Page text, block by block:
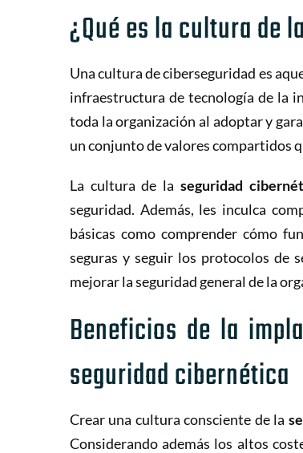
¿Qué es la cultura de
Una cultura de ciberseguridad es
infraestructura de tecnología de la
toda la organización al adoptar y
un conjunto de valores compartidos
La cultura de la seguridad
seguridad. Además, les inculca
básicas como comprender cómo
seguras y seguir los protocolos de
mejorar la seguridad general de la
Beneficios de la
seguridad cibernética
Crear una cultura consciente de la
Considerando además los altos